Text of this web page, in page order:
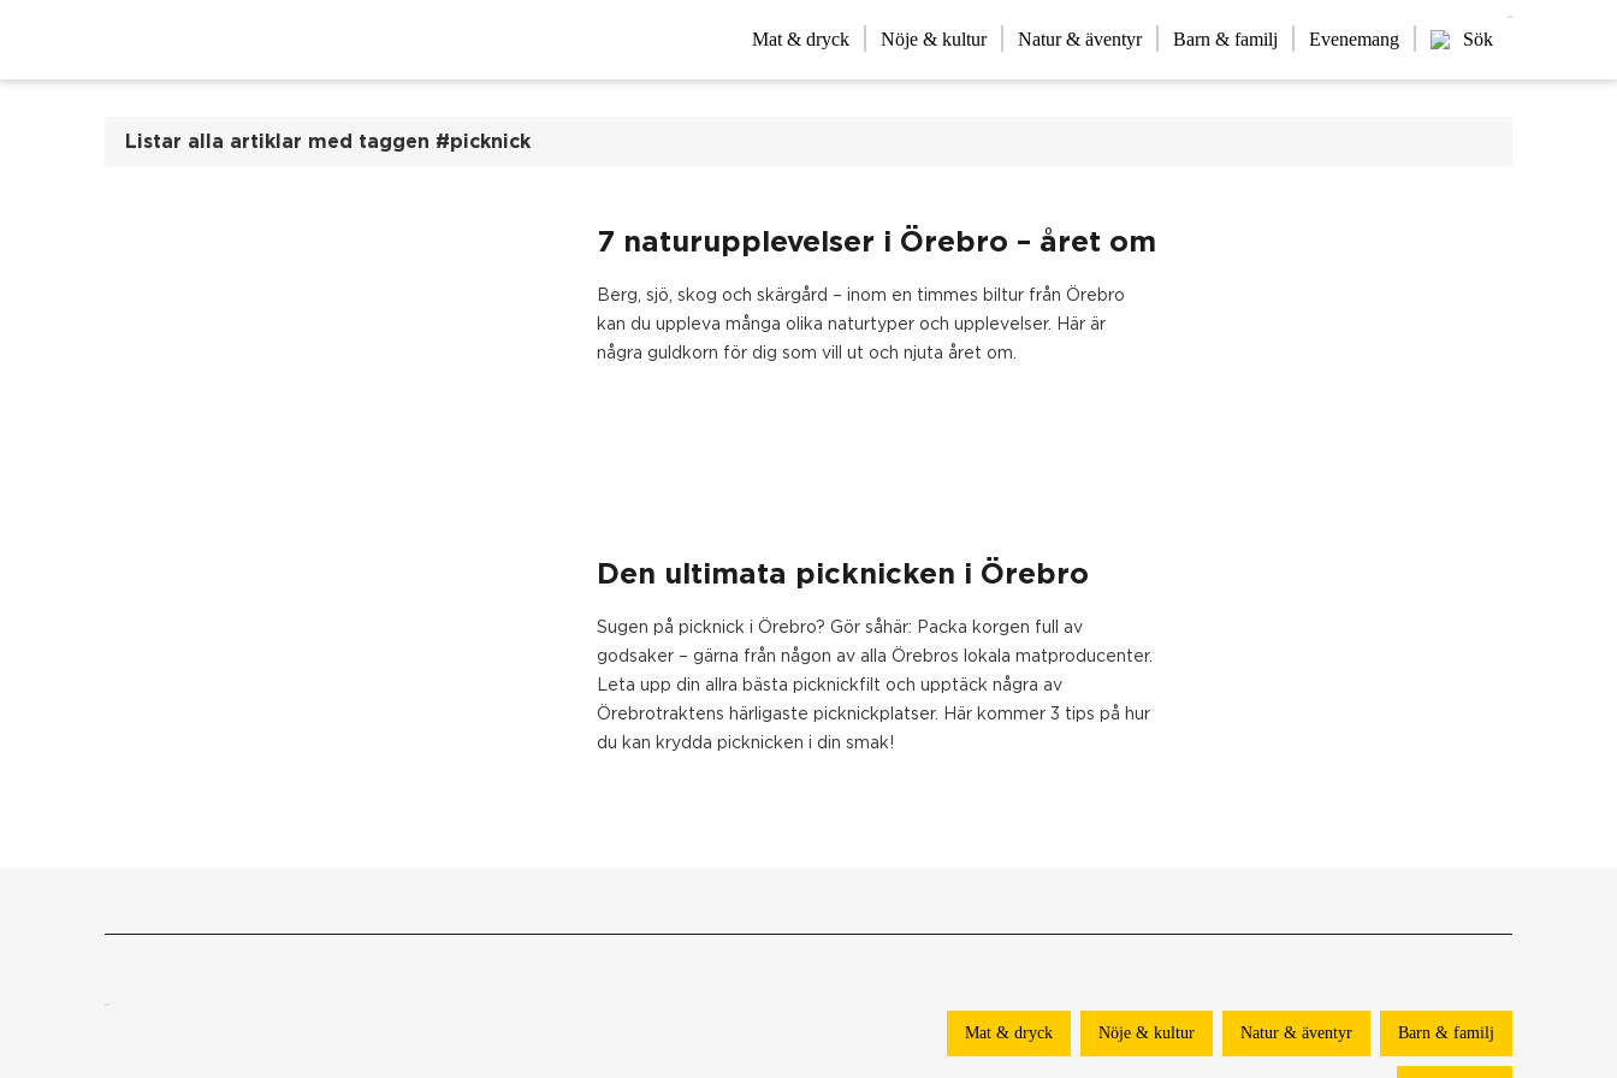
Mat & dryck Nöje & kultur Natur & äventyr Barn & familj Evenemang Sök
Listar alla artiklar med taggen #picknick
7 naturupplevelser i Örebro – året om
Berg, sjö, skog och skärgård – inom en timmes biltur från Örebro
kan du uppleva många olika naturtyper och upplevelser. Här är
några guldkorn för dig som vill ut och njuta året om.
Den ultimata picknicken i Örebro
Sugen på picknick i Örebro? Gör såhär: Packa korgen full av
godsaker – gärna från någon av alla Örebros lokala matproducenter.
Leta upp din allra bästa picknickfilt och upptäck några av
Örebrotraktens härligaste picknickplatser. Här kommer 3 tips på hur
du kan krydda picknicken i din smak!
Mat & dryck Nöje & kultur Natur & äventyr Barn & familj